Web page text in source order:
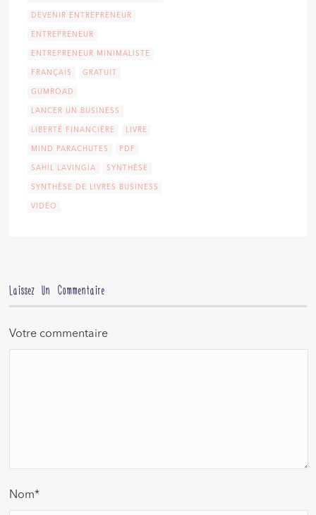
DEVENIR ENTREPRENEUR
ENTREPRENEUR
ENTREPRENEUR MINIMALISTE
FRANÇAIS GRATUIT
GUMROAD
LANCER UN BUSINESS
LIBERTÉ FINANCIÈRE LIVRE
MIND PARACHUTES PDF
SAHIL LAVINGIA SYNTHÈSE
SYNTHÈSE DE LIVRES BUSINESS
VIDÉO
Laissez Un Commentaire
Votre commentaire
Nom*